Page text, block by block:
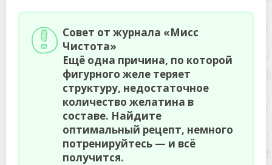
Совет от журнала «Мисс
Чистота»
Ещё одна причина, по которой
фигурного желе теряет
структуру, недостаточное
количество желатина в
составе. Найдите
оптимальный рецепт, немного
потренируйтесь — и всё
получится.